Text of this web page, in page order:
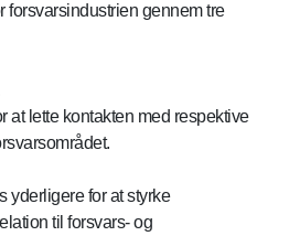
gennem tre
at lette kontakten med respektive
yderligere for at styrke
til forsvars- og